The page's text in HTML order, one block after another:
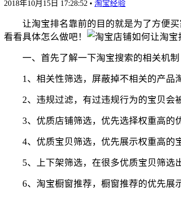
2018年10月15日 17:28:52 • 淘宝经验
让淘宝排名靠前的目的就是为了方便买
看看具体怎么做吧！
一、首先了解一下淘宝搜索的相关机制
1、相关性筛选，屏蔽掉不相关的产品
2、违规过滤，有过违规行为的宝贝会
3、优质店铺筛选，优先选择权重高的
4、优质宝贝筛选，优先展示权重高的
5、上下架筛选，在很多优质宝贝筛选
6、淘宝橱窗推荐，橱窗推荐的优先展